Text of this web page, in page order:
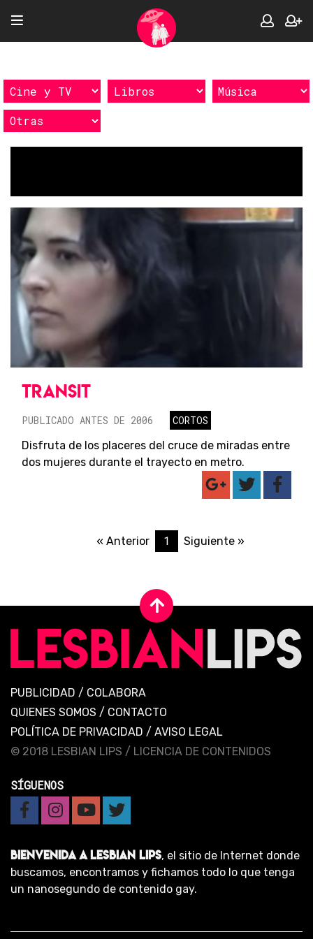
TRANSIT
PUBLICADO ANTES DE 2006
CORTOS
Disfruta de los placeres del cruce de miradas entre
dos mujeres durante el trayecto en metro.
« Anterior 1 Siguiente »
PUBLICIDAD / COLABORA
QUIENES SOMOS / CONTACTO
POLÍTICA DE PRIVACIDAD / AVISO LEGAL
© 2018 LESBIAN LIPS / LICENCIA DE CONTENIDOS
SÍGUENOS
BIENVENIDA A LESBIAN LIPS, el sitio de Internet donde
buscamos, encontramos y fichamos todo lo que tenga
un nanosegundo de contenido gay.